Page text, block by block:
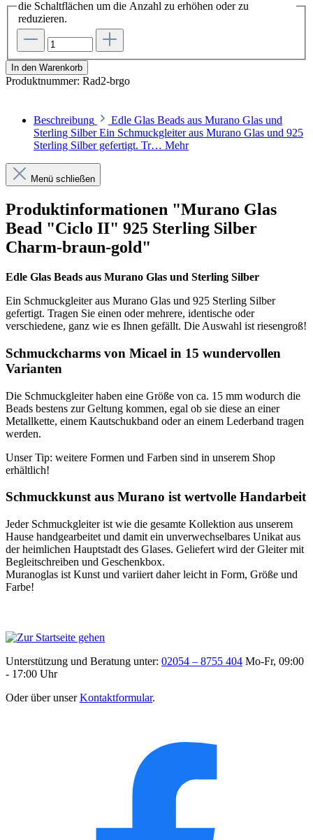
die Schaltflächen um die Anzahl zu erhöhen oder zu
reduzieren.
In den Warenkorb
Produktnummer: Rad2-brgo
Beschreibung
Edle Glas Beads aus Murano Glas und
Sterling Silber Ein Schmuckgleiter aus Murano Glas und 925
Sterling Silber gefertigt. Tr… Mehr
Menü schließen
Produktinformationen "Murano Glas
Bead "Ciclo II" 925 Sterling Silber
Charm-braun-gold"
Edle Glas Beads aus Murano Glas und Sterling Silber
Ein Schmuckgleiter aus Murano Glas und 925 Sterling Silber
gefertigt. Tragen Sie einen oder mehrere, identische oder
verschiedene, ganz wie es Ihnen gefällt. Die Auswahl ist riesengroß!
Schmuckcharms von Micael in 15 wundervollen
Varianten
Die Schmuckgleiter haben eine Größe von ca. 15 mm wodurch die
Beads bestens zur Geltung kommen, egal ob sie diese an einer
Metallkette, einem Kautschukband oder an einem Lederband tragen
werden.
Unser Tip: weitere Formen und Farben sind in unserem Shop
erhältlich!
Schmuckkunst aus Murano ist wertvolle Handarbeit
Jeder Schmuckgleiter ist wie die gesamte Kollektion aus unserem
Hause handgearbeitet und damit ein unverwechselbares Unikat aus
der heimlichen Hauptstadt des Glases. Geliefert wird der Gleiter mit
Begleitschreiben und Geschenkbox.
Muranoglas ist Kunst und variiert daher leicht in Form, Größe und
Farbe!
Unterstützung und Beratung unter: 02054 – 8755 404 Mo-Fr, 09:00
- 17:00 Uhr
Oder über unserKontaktformular.